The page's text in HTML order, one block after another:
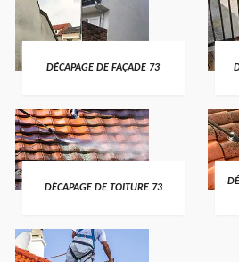
DÉCAPAGE DE FAÇADE 73
DÉCAPAGE DE TOITURE 73